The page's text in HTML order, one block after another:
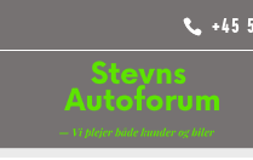
+45
Tilbage til søgeresultat